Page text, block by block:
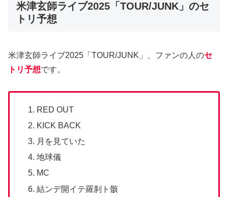
米津玄師ライブ2025「TOUR/JUNK」のセ
トリ予想
米津玄師ライブ2025「TOUR/JUNK」、ファンの人のセ
トリ予想です。
RED OUT
KICK BACK
月を見ていた
地球儀
MC
結ンデ開イテ羅刹ト骸